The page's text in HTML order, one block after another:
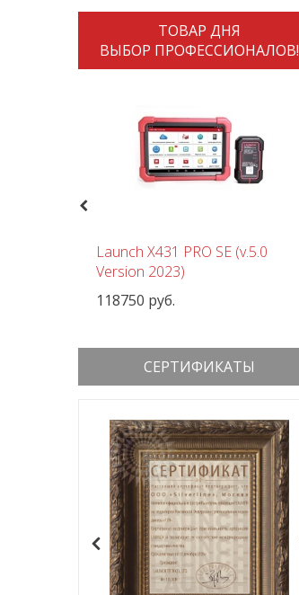
ТОВАР ДНЯ
ВЫБОР ПРОФЕССИОНАЛОВ!
Previous
Launch X431 PRO SE (v.5.0
Version 2023)
118750 руб.
СЕРТИФИКАТЫ